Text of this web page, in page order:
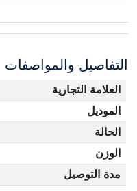
عبوته
وفي عبواتها الأصلية.
التفاصيل والمواصفات
العلامة التجارية
الموديل
الحالة
الوزن
مدة التوصيل